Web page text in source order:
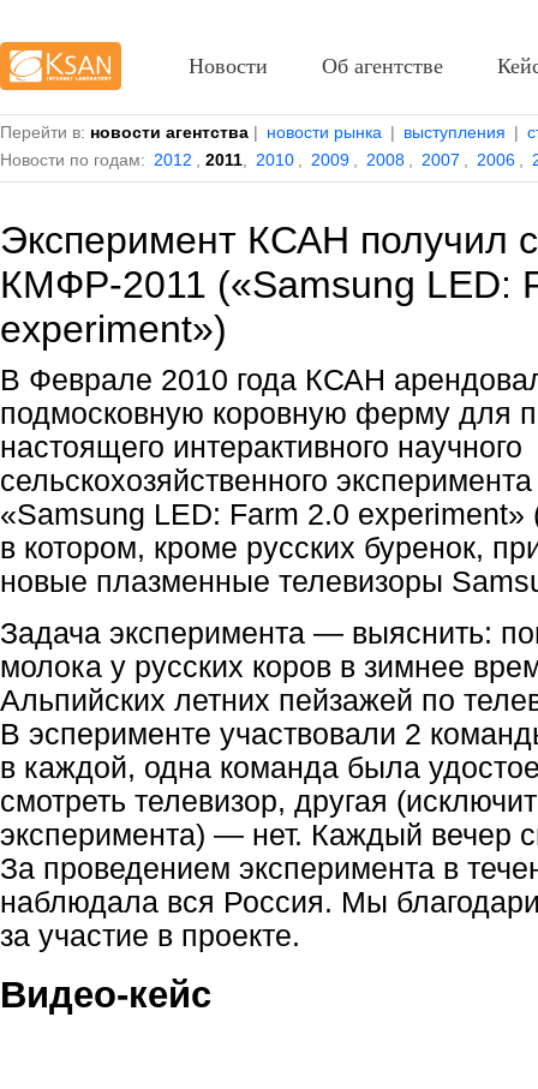
Перейти в: новости агентства | новости рынка | выступления |
Новости по годам: 2012 2011 2010 2009 2008 2007 2006
Эксперимент КСАН получил
КМФР-2011 («Samsung LED:
experiment»)
В Феврале 2010 года КСАН
подмосковную коровную ферму для
настоящего интерактивного научного
сельскохозяйственного
«Samsung LED: Farm 2.0
в котором, кроме русских буренок,
новые плазменные телевизоры
Задача эксперимента — выяснить:
молока у русских коров в зимнее
Альпийских летних пейзажей по
В эсперименте участвовали 2
в каждой, одна команда была
смотреть телевизор, другая
эксперимента) — нет. Каждый вечер
За проведением эксперимента в
наблюдала вся Россия. Мы
за участие в проекте.
Видео-кейс
Новости Об агентстве